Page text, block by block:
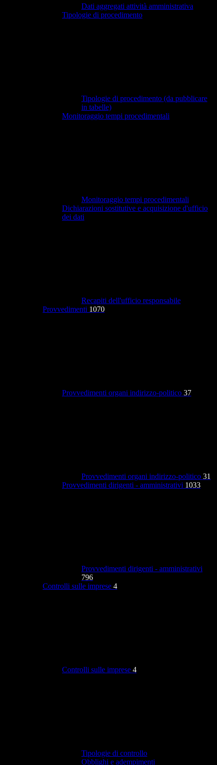
Dati aggregati attività amministrativa
Tipologie di procedimento
Tipologie di procedimento (da pubblicare
in tabelle)
Monitoraggio tempi procedimentali
Monitoraggio tempi procedimentali
Dichiarazioni sostitutive e acquisizione d'ufficio
dei dati
Recapiti dell'ufficio responsabile
Provvedimenti 1070
Provvedimenti organi indirizzo-politico 37
Provvedimenti organi indirizzo-politico 31
Provvedimenti dirigenti - amministrativi 1033
Provvedimenti dirigenti - amministrativi
796
Controlli sulle imprese 4
Controlli sulle imprese 4
Tipologie di controllo
Obblighi e adempimenti